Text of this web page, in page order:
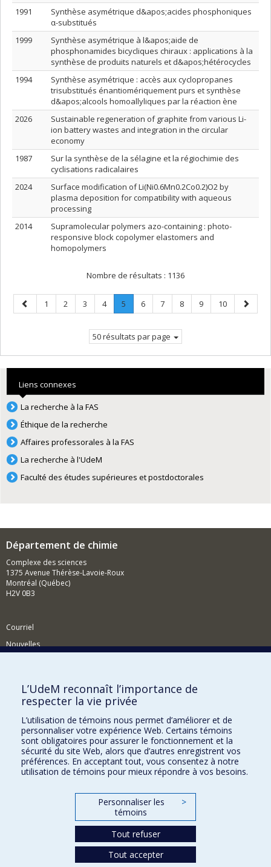
1991
Synthèse asymétrique d&apos;acides phosphoniques
α-substitués
1999
Synthèse asymétrique à l&apos;aide de
phosphonamides bicycliques chiraux : applications à la
synthèse de produits naturels et d&apos;hétérocycles
1994
Synthèse asymétrique : accès aux cyclopropanes
trisubstitués énantiomériquement purs et synthèse
d&apos;alcools homoallyliques par la réaction ène
2026
Sustainable regeneration of graphite from various Li-
ion battery wastes and integration in the circular
economy
1987
Sur la synthèse de la sélagine et la régiochimie des
cyclisations radicalaires
2024
Surface modification of Li(Ni0.6Mn0.2Co0.2)O2 by
plasma deposition for compatibility with aqueous
processing
2014
Supramolecular polymers azo-containing : photo-
responsive block copolymer elastomers and
homopolymers
Nombre de résultats : 1136
Page
précédente
Page
1 Page
2 Page
3 Page
4 Page
5
Page
Page
6 Page
7 Page
8 Page
9 Page
10
Page
50 résultats par page
Liens connexes
La recherche à la FAS
Éthique de la recherche
Affaires professorales à la FAS
La recherche à l'UdeM
Faculté des études supérieures et postdoctorales
Département de chimie
Complexe des sciences
1375 Avenue Thérèse-Lavoie-Roux
Montréal (Québec)
H2V 0B3
Courriel
Nouvelles
Comment soutenir le Département?
BESOIN D'AIDE?
Plan du site
Signaler une erreur
Accessibilité
FACULTÉ DES ARTS ET DES SCIENCES
Nos départements et écoles
L’UdeM reconnaît l’importance de
respecter la vie privée
L’utilisation de témoins nous permet d’améliorer et de
personnaliser votre expérience Web. Certains témoins
sont obligatoires pour assurer le fonctionnement et la
sécurité du site Web, alors que d’autres enregistrent vos
préférences. En acceptant tout, vous consentez à notre
utilisation de témoins pour mieux répondre à vos besoins.
Personnaliser les
témoins
>
Tout refuser
Tout accepter